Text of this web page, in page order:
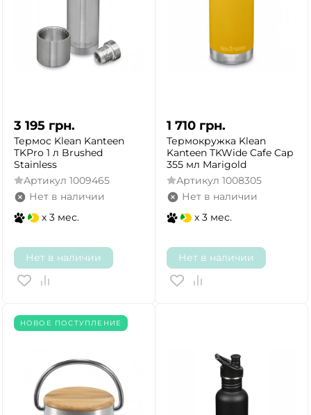
3 195 грн.
Термос Klean Kanteen
TKPro 1 л Brushed
Stainless
Артикул 1009465
Нет в наличии
x 3 мес.
Нет в наличии
1 710 грн.
Термокружка Klean
Kanteen TKWide Cafe Cap
355 мл Marigold
Артикул 1008305
Нет в наличии
x 3 мес.
Нет в наличии
НОВОЕ ПОСТУПЛЕНИЕ